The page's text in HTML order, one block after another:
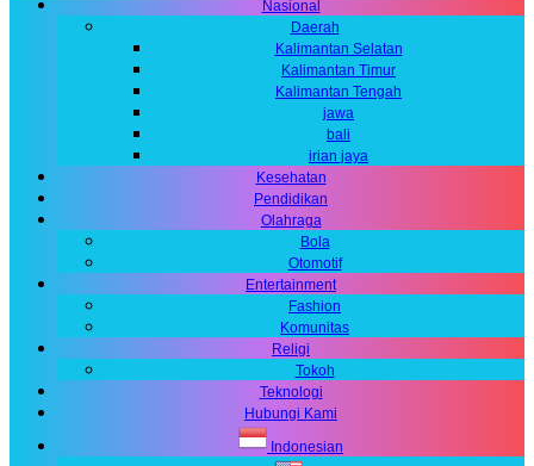
Nasional
Daerah
Kalimantan Selatan
Kalimantan Timur
Kalimantan Tengah
jawa
bali
irian jaya
Kesehatan
Pendidikan
Olahraga
Bola
Otomotif
Entertainment
Fashion
Komunitas
Religi
Tokoh
Teknologi
Hubungi Kami
Indonesian